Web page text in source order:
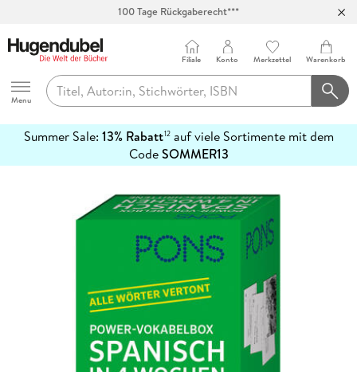
100 Tage Rückgaberecht***
Hugendubel
Menu
Filiale Konto Merkzettel Warenkorb
Summer Sale: 13% Rabatt12auf viele Sortimente mit dem
CodeSOMMER13
erfahren